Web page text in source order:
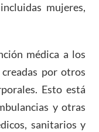
mujeres,
médica a los
por otros
Esto está
y otras
sanitarios y